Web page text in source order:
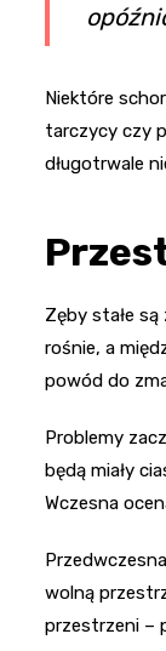
Niektóre
tarczycy czy
długotrwale
Zęby stałe
rośnie, a
powód do
Problemy
będą miały
Wczesna
wolną
przestrzeni –